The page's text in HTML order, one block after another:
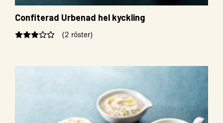
Confiterad Urbenad hel kyckling
(2 röster)